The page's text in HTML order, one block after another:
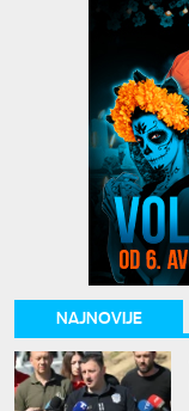
NAJNOVIJE